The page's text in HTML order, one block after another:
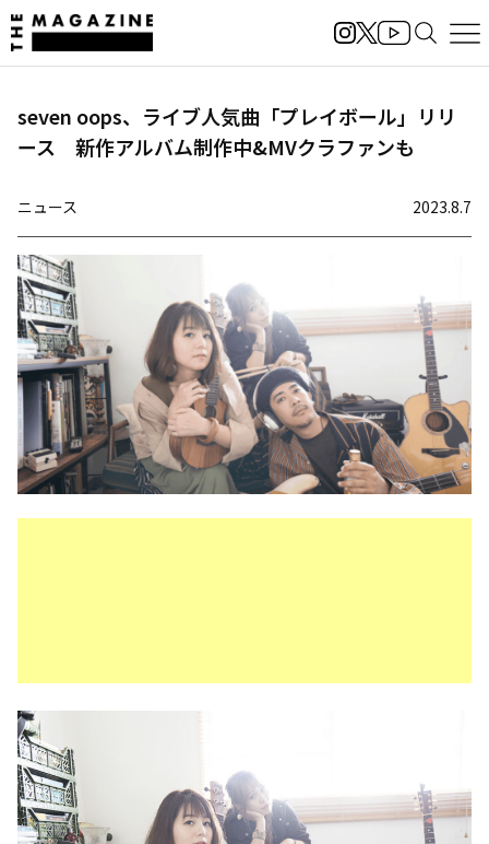
seven oops、ライブ人気曲「プレイボール」リリ
ース 新作アルバム制作中&MVクラファンも
ニュース 2023.8.7